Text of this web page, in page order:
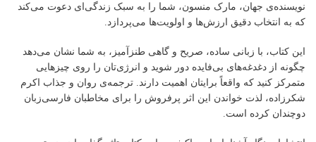
نویسنده‌ی جهان، مارک منسون، شما را به سبک زندگی‌ای دعوت می‌کند
که به انتخاب دقیق ارزش‌ها و اولویت‌ها می‌پردازد.
این کتاب، با زبانی ساده، صریح و گاهی طنزآمیز، به شما نشان می‌دهد
چگونه از دغدغه‌های بی‌فایده دور شوید و انرژی‌تان را روی چیزهایی
متمرکز کنید که واقعاً برایتان اهمیت دارند. ترجمه‌ی روان و جذاب اکرم
شکرزاده، لذت خواندن این اثر پرفروش را برای مخاطبان فارسی‌زبان
دوچندان کرده است.